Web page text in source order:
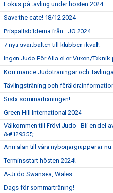
Fokus på tävling under hösten 2024
Save the date! 18/12 2024
Prispallsbilderna från LJO 2024
7 nya svartbälten till klubben ikväll!
Ingen Judo För Alla eller Vuxen/
Kommande Judoträningar och
Tävlingsträning och
Sista sommarträningen!
Green Hill International 2024
Välkommen till Frövi Judo - Bli en del
&#129355;
Anmälan till våra nybörjargrupper är nu
Terminsstart hösten 2024!
A-Judo Swansea, Wales
Dags för sommarträning!